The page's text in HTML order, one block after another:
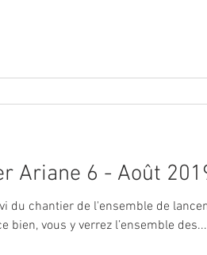
Ariane 6 - Août
du chantier de l'ensemble de
bien, vous y verrez l’ensemble des...